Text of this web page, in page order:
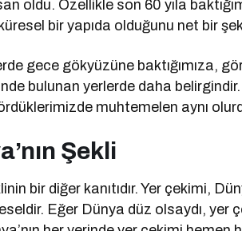
oldu. Özellikle son 60 yıla
bir yapıda olduğunu net bir
gece gökyüzüne baktığımıza,
bulunan yerlerde daha
muhtemelen aynı
Şekli
bir diğer kanıtıdır. Yer çekimi,
Eğer Dünya düz olsaydı, yer